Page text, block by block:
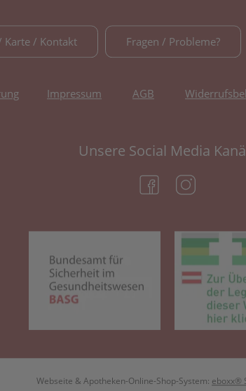
Karte / Kontakt Fragen / Probleme?
Impressum AGB
Unsere Social Media
(öffnet in neuem
(öffnet in neuem
Webseite & Apotheken-Online-Shop-System: eboxx®